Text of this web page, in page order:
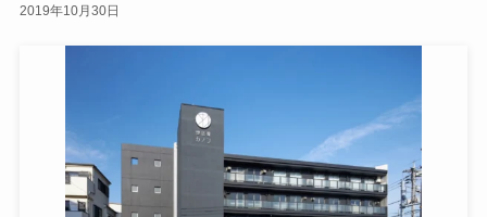
2019年10月30日